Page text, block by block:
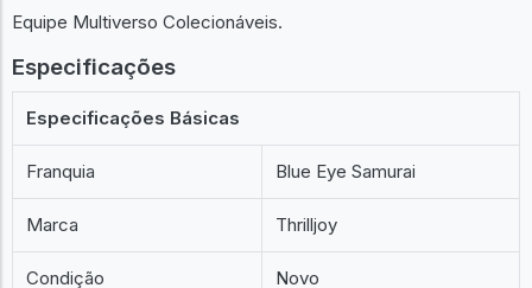
Equipe Multiverso Colecionáveis.
Especificações
Especificações Básicas
Franquia Blue Eye Samurai
Marca Thrilljoy
Condição Novo